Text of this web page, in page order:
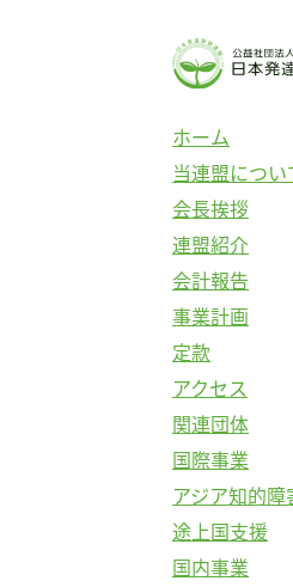
ホーム
当連盟につい
会長挨拶
連盟紹介
会計報告
事業計画
定款
アクセス
関連団体
国際事業
アジア知的障
途上国支援
国内事業